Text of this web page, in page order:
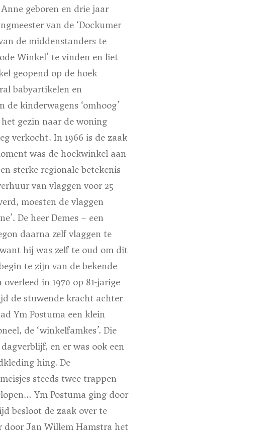
geboren en drie jaar
van de ‘Dockumer
de middenstanders te
Winkel’ te vinden en liet
geopend op de hoek
babyartikelen en
kinderwagens ‘omhoog’
gezin naar de woning
verkocht. In 1966 is de zaak
was de hoekwinkel aan
sterke regionale betekenis
van vlaggen voor 25
moesten de vlaggen
. De heer Demes – een
daarna zelf vlaggen te
hij was zelf te oud om dit
te zijn van de bekende
in 1970 op 81-jarige
de stuwende kracht achter
Ym Postuma een klein
de ‘winkelfamkes’. Die
en er was ook een
hing. De
steeds twee trappen
Ym Postuma ging door
besloot de zaak over te
door Jan Willem Hamstra het